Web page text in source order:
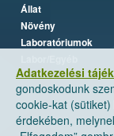
Adatkezelési
gondoskodunk
cookie-kat
érdekében,
Állat
Növény
Laboratóriumok